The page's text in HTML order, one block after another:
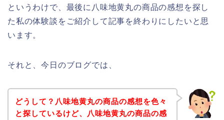
というわけで、最後に八味地黄丸の商品の感想を探し
た私の体験談をご紹介して記事を終わりにしたいと思
います。
それと、今日のブログでは、
どうして？八味地黄丸の商品の感想を色々
と探しているけど、八味地黄丸の商品の感